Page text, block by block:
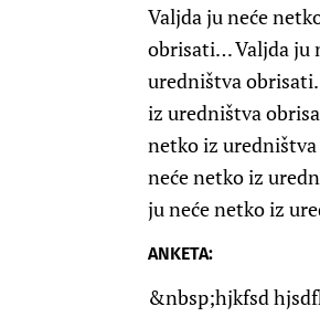
Valjda ju neće
obrisati… Valjda ju
uredništva
iz uredništva
netko iz
neće netko iz
ju neće netko iz
ANKETA:
&nbsp;hjkfsd